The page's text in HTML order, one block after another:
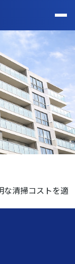
な清掃コストを適